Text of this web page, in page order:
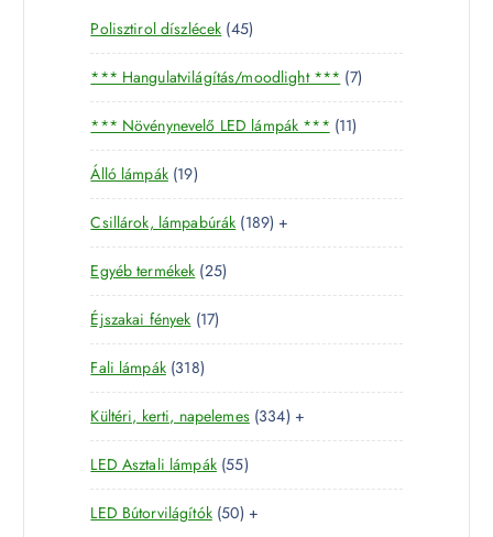
Polisztirol díszlécek 454
5
t
e
r
m
k
*** Hangulatvilágítás/moodlight *** 77
t
r
é
*** Növénynevelő LED lámpák *** 111
1
e
m
k
Álló lámpák 191
9
t
e
r
m
é
k
Csillárok, lámpabúrák 1891
8
t
r
é
k
+
Egyéb termékek 252
5
e
m
é
k
Éjszakai fények 171
7
e
r
m
é
k
Fali lámpák 3183
1
8
t
e
r
m
Kültéri, kerti, napelemes 3343
3
t
+
LED Asztali lámpák 555
5
t
LED Bútorvilágítók 505 +